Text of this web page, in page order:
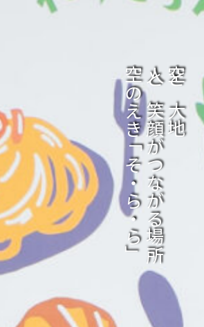
空と大地
人と笑顔がつながる場所
空のえき「そ・ら・ら」